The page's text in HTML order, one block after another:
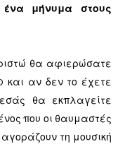
ένα μήνυμα στους
θα αφιερώσατε
​​και αν δεν το έχετε
θα εκπλαγείτε
που οι θαυμαστές
τη μουσική